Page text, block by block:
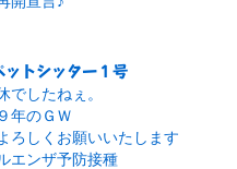
ットシッター１号
でしたねぇ。
年のＧＷ
ろしくお願いいたします
エンザ予防接種